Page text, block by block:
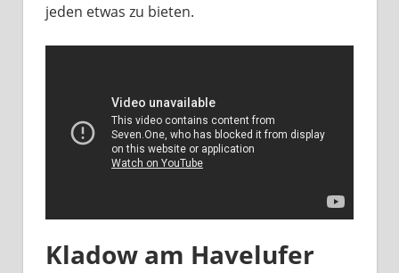
jeden etwas zu bieten.
Kladow am Havelufer